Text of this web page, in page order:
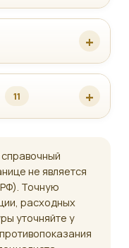
11
не является
Точную
расходных
уточняйте у